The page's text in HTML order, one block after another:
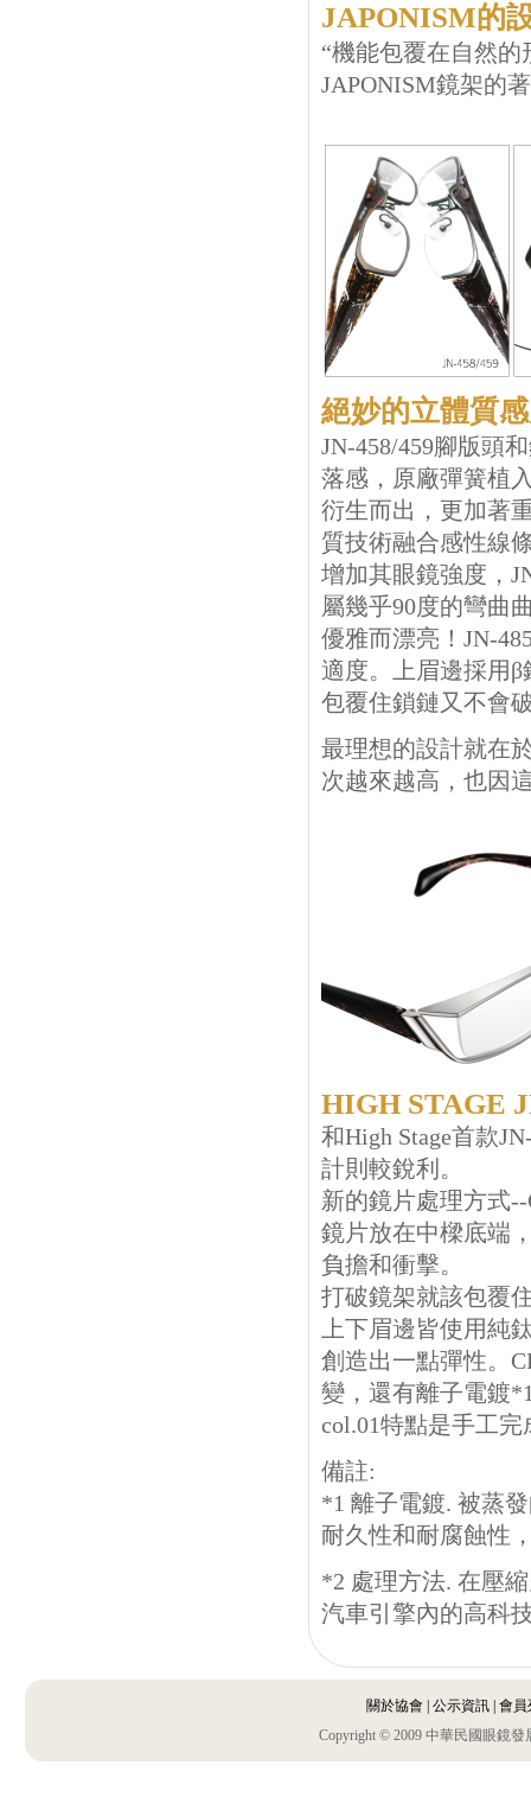
JAPONISM的
“機能包覆在自然的
JAPONISM鏡架的
絕妙的立體質
JN-458/459腳版頭
落感，原廠彈簧植
衍生而出，更加著
質技術融合感性線
增加其眼鏡強度，
屬幾乎90度的彎曲
優雅而漂亮！JN-
適度。上眉邊採用
包覆住鎖鏈又不會
最理想的設計就在
次越來越高，也因
HIGH STAGE
和High Stage首款
計則較銳利。
新的鏡片處理方式
鏡片放在中樑底端
負擔和衝擊。
打破鏡架就該包覆
上下眉邊皆使用純
創造出一點彈性。
變，還有離子電鍍
col.01特點是手工
備註:
*1 離子電鍍. 被蒸
耐久性和耐腐蝕性
*2 處理方法. 在壓
汽車引擎內的高科
關於協會 公示資訊| 會員
Copyright © 2009 中華民國眼鏡發